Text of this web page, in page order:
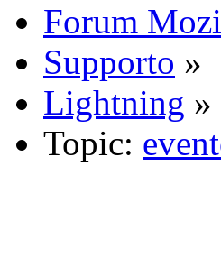
Forum
Supporto »
Lightning »
Topic: